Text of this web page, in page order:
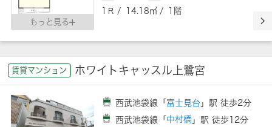
もっと見る
1Ｒ / 14.18㎡ / 1階
賃貸マンション ホワイトキャッスル上鷺宮
西武池袋線「 富士見台 」駅 徒歩2分
西武池袋線「 中村橋 」駅 徒歩12分